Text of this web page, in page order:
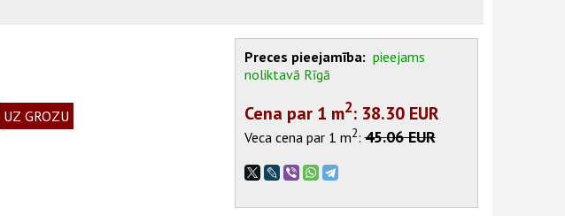
UZ GROZU
Preces pieejamība: pieejams
noliktavā Rīgā
Cena par 1 m2: 38.30 EUR
Veca cena par 1 m2:45.06 EUR